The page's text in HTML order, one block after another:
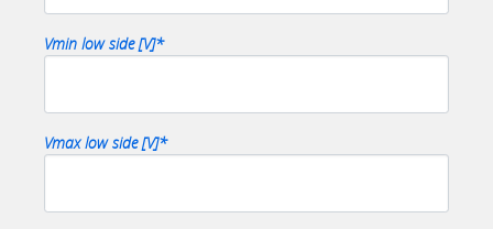
Vmin low side [V]*
Vmax low side [V]*